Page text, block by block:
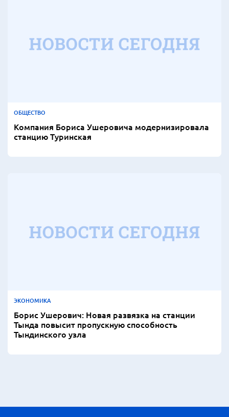
ОБЩЕСТВО
Компания Бориса Ушеровича модернизировала
станцию Туринская
ЭКОНОМИКА
Борис Ушерович: Новая развязка на станции
Тында повысит пропускную способность
Тындинского узла